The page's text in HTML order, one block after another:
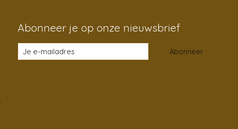
Abonneer je op onze nieuwsbrief
Abonneer